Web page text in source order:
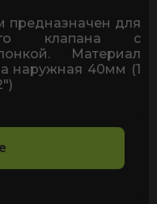
предназначен для
клапана с
Материал
наружная 40мм (1